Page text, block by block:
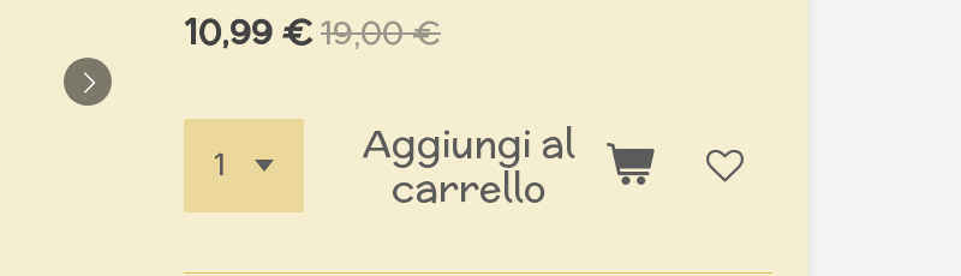
10,99 €19,00 €
Aggiungi al
carrello